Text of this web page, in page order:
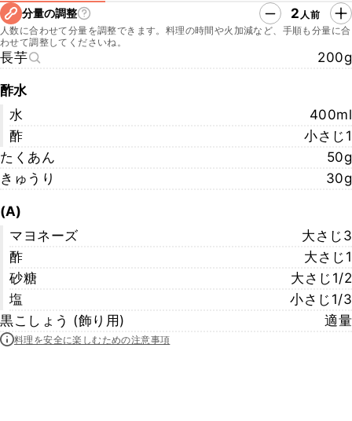
分量の調整 2 人前
人数に合わせて分量を調整できます。料理の時間や火加減など、手順も分量に合
わせて調整してくださいね。
長芋 200g
酢水
水
400ml
酢
小さじ1
たくあん
50g
きゅうり
30g
(A)
マヨネーズ
大さじ3
酢
大さじ1
砂糖
大さじ1/2
塩
小さじ1/3
黒こしょう (飾り用)
適量
料理を安全に楽しむための注意事項